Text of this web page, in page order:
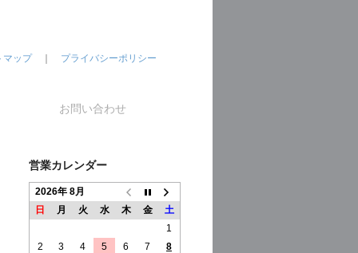
マップ｜ プライバシーポリシー
お問い合わせ
営業カレンダー
2026年 8月
日
月 火 水 木 金
土
1
2
3 4 5 6 7
8